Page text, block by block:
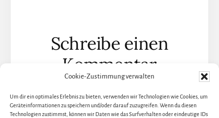
Cookie-Zustimmung verwalten
Um dir ein optimales Erlebnis zu bieten, verwenden wir Technologien wie Cookies, um
Geräteinformationen zu speichern und/oder darauf zuzugreifen. Wenn du diesen
Technologien zustimmst, können wir Daten wie das Surfverhalten oder eindeutige IDs
Leser-
Interaktionen
Schreibe einen
Kommentar
Deine E-Mail-Adresse wird nicht veröffentlicht.
Erforderliche Felder sind mit*markiert